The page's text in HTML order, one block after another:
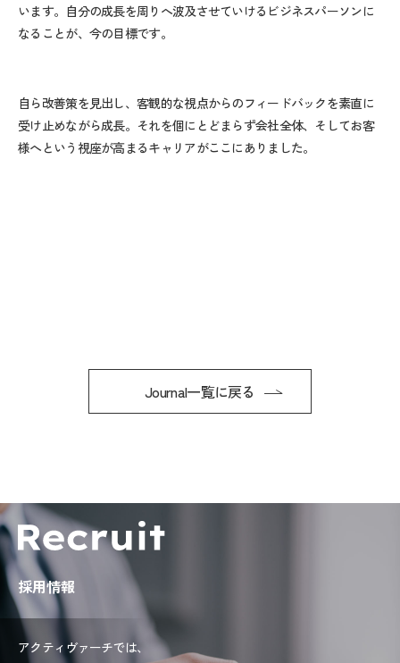
います。自分の成長を周りへ波及させていけるビジネスパーソンに
なることが、今の目標です。
自ら改善策を見出し、客観的な視点からのフィードバックを素直に
受け止めながら成長。それを個にとどまらず会社全体、そしてお客
様へという視座が高まるキャリアがここにありました。
Journal一覧に戻る
採用情報
アクティヴァーチでは、